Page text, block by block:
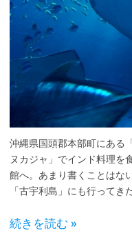
沖縄県国頭郡本部町にある
ヌカジャ」でインド料理を
館へ。あまり書くことはな
「古宇利島」にも行って
続きを読む »